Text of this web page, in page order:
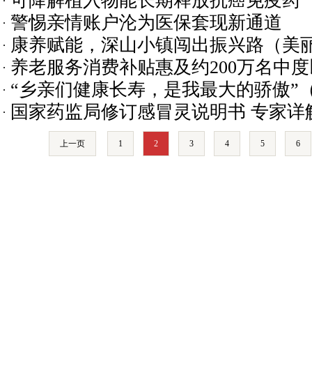
警惕亲情账户沦为医保套现新通道
康养赋能，深山小镇闯出振兴路（美
养老服务消费补贴惠及约200万名中
“乡亲们健康长寿，是我最大的骄傲”
国家药监局修订感冒灵说明书 专家
上一页 1 2 3 4 5 6